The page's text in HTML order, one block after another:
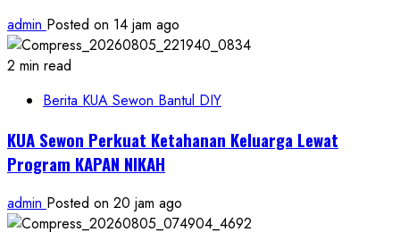
admin Posted on 14 jam ago
2 min read
Berita KUA Sewon Bantul DIY
KUA Sewon Perkuat Ketahanan Keluarga Lewat
Program KAPAN NIKAH
admin Posted on 20 jam ago